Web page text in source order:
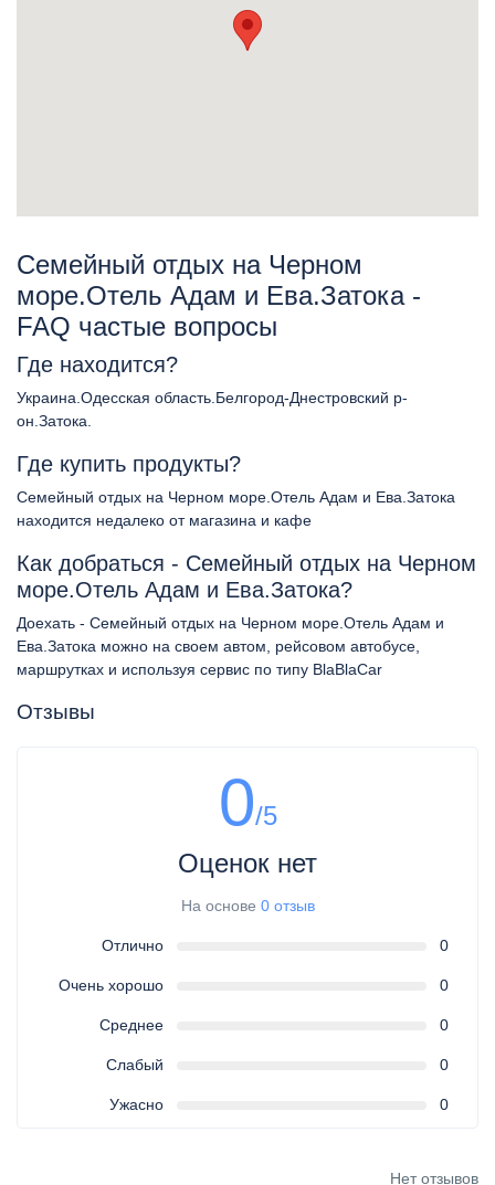
Cемейный отдых на Черном
море.Отель Адам и Ева.Затока -
FAQ частые вопросы
Где находится?
Украина.Одесская область.Белгород-Днестровский р-
он.Затока.
Где купить продукты?
Cемейный отдых на Черном море.Отель Адам и Ева.Затока
находится недалеко от магазина и кафе
Как добраться - Cемейный отдых на Черном
море.Отель Адам и Ева.Затока?
Доехать - Cемейный отдых на Черном море.Отель Адам и
Ева.Затока можно на своем автом, рейсовом автобусе,
маршрутках и используя сервис по типу BlaBlaCar
Отзывы
0/5
Оценок нет
На основе 0 отзыв
Отлично 0
Очень хорошо 0
Среднее 0
Слабый 0
Ужасно 0
Нет отзывов